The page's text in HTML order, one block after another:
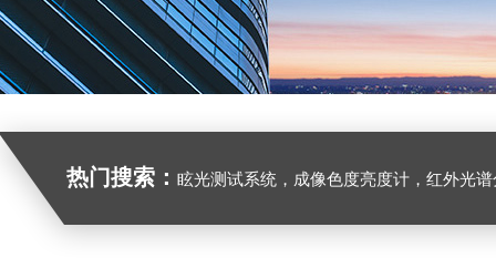
热门搜索： 眩光测试系统，成像色度亮度计，红外光谱分析仪，紫外光谱分析仪、医用光源光谱分析仪，光谱照度